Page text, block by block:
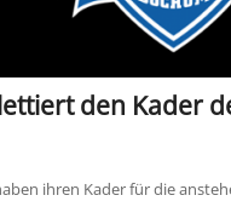
den Kader
ihren Kader für die